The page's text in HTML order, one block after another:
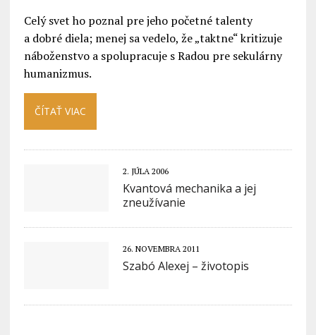
Celý svet ho poznal pre jeho početné talenty
a dobré diela; menej sa vedelo, že „taktne“ kritizuje
náboženstvo a spolupracuje s Radou pre sekulárny
humanizmus.
ČÍTAŤ VIAC
2. JÚLA 2006
Kvantová mechanika a jej
zneužívanie
26. NOVEMBRA 2011
Szabó Alexej – životopis